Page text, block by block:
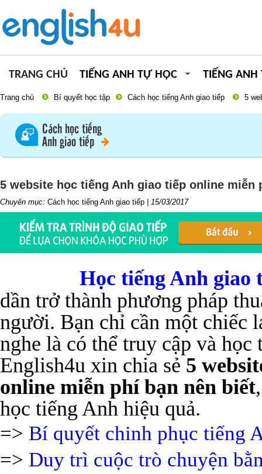
TRANG CHỦ TIẾNG ANH TỰ HỌC TIẾNG ANH
Trang chủ Bí quyết học tập Cách học tiếng Anh giao tiếp 5
Cách học tiếng
Anh giao tiếp
5 website học tiếng Anh giao tiếp online miễn
Chuyên mục: Cách học tiếng Anh giao tiếp 15/03/2017
Học tiếng Anh giao
dần trở thành phương pháp
người. Bạn chỉ cần một chiếc
nghe là có thể truy cập và
English4u xin chia sẻ 5
online miễn phí bạn nên biết
học tiếng Anh hiệu quả.
=> Bí quyết chinh phục tiếng
=> Duy trì cuộc trò chuyện